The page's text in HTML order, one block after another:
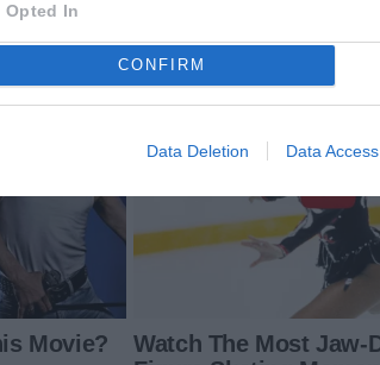
Opted In
CONFIRM
Data Deletion Data Access